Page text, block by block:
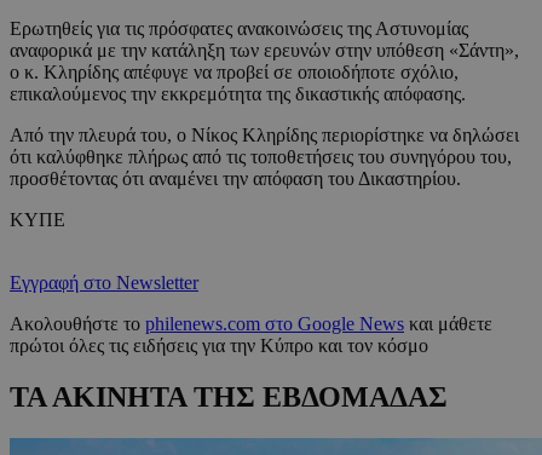
Ερωτηθείς για τις πρόσφατες ανακοινώσεις της Αστυνομίας
αναφορικά με την κατάληξη των ερευνών στην υπόθεση «Σάντη»,
ο κ. Κληρίδης απέφυγε να προβεί σε οποιοδήποτε σχόλιο,
επικαλούμενος την εκκρεμότητα της δικαστικής απόφασης.
Από την πλευρά του, ο Νίκος Κληρίδης περιορίστηκε να δηλώσει
ότι καλύφθηκε πλήρως από τις τοποθετήσεις του συνηγόρου του,
προσθέτοντας ότι αναμένει την απόφαση του Δικαστηρίου.
ΚΥΠΕ
Εγγραφή στο Newsletter
Ακολουθήστε το philenews.com στο Google News και μάθετε
πρώτοι όλες τις ειδήσεις για την Κύπρο και τον κόσμο
ΤΑ ΑΚΙΝΗΤΑ ΤΗΣ ΕΒΔΟΜΑΔΑΣ